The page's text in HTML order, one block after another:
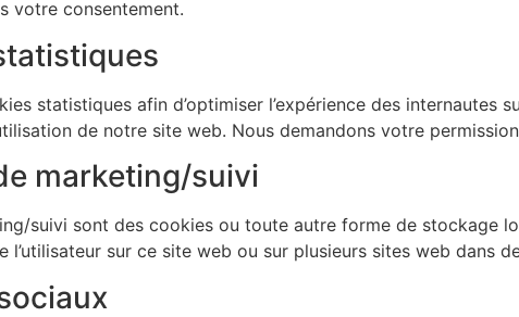
votre consentement.
statistiques afin d’optimiser l’expérience des
de notre site web. Nous demandons votre
marketing/suivi
suivi sont des cookies ou toute autre forme de stockage
l’utilisateur sur ce site web ou sur plusieurs sites web dans